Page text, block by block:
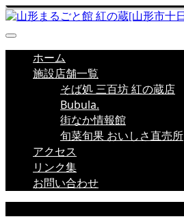
ホーム
施設店舗一覧
そば処 三百坊 紅の蔵店
Bubula.
街なか情報館
旬菜旬果 おいしさ直売所
アクセス
リンク集
お問い合わせ